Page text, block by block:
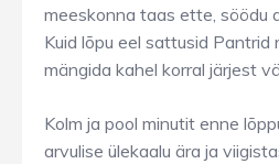
meeskonna taas ette, söödu
Kuid lõpu eel sattusid Pantrid
mängida kahel korral järjest
Kolm ja pool minutit enne
arvulise ülekaalu ära ja